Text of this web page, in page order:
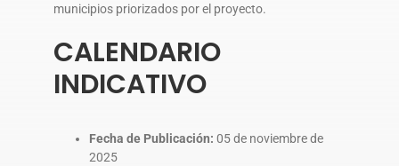
municipios priorizados por el proyecto.
CALENDARIO
INDICATIVO
Fecha de Publicación: 05 de noviembre de
2025